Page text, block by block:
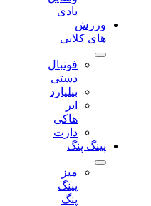
ورزش
های کلابی
فوتبال
دستی
بیلیارد
دارت
پینگ پنگ
میز